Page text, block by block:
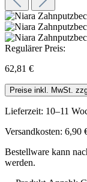
Regulärer Preis:
62,81 €
Preise inkl. MwSt.
Lieferzeit: 10–11
Versandkosten: 6,90
Bestellware kann
werden.